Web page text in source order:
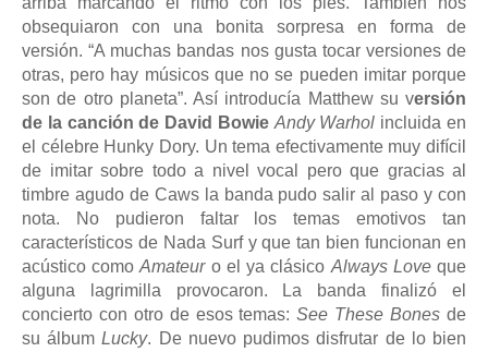
obsequiaron con una bonita sorpresa en forma de
versión. “A muchas bandas nos gusta tocar versiones de
otras, pero hay músicos que no se pueden imitar porque
son de otro planeta”. Así introducía Matthew su versión
de la canción de David Bowie Andy Warhol incluida en
el célebre Hunky Dory. Un tema efectivamente muy difícil
de imitar sobre todo a nivel vocal pero que gracias al
timbre agudo de Caws la banda pudo salir al paso y con
nota. No pudieron faltar los temas emotivos tan
característicos de Nada Surf y que tan bien funcionan en
acústico comoAmateuro el ya clásico Always Loveque
alguna lagrimilla provocaron. La banda finalizó el
concierto con otro de esos temas:See These Bones de
su álbumLucky. De nuevo pudimos disfrutar de lo bien